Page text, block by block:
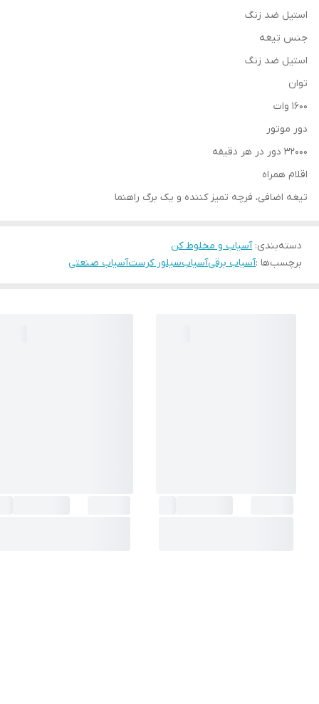
استیل ضد زنگ
جنس تیغه
استیل ضد زنگ
توان
1600 وات
دور موتور
32000 دور در هر دقیقه
اقلام همراه
تیغه اضافی، فرچه تمیز کننده و یک برگ راهنما
دسته‌بندی:آسیاب و مخلوط کن
برچسب‌ها :آسیاب برقیآسیابسیلور کرستآسیاب صنعتی